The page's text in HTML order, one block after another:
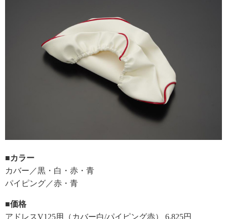
■カラー
カバー／黒・白・赤・青
パイピング／赤・青
■価格
アドレスV125用（カバー白/パイピング赤） 6,825円